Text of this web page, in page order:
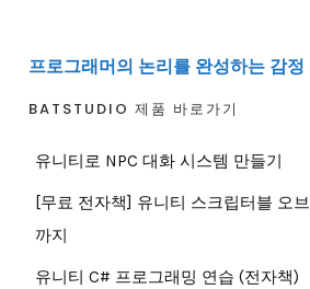
프로그래머의 논리를 완성하는 감정
BATSTUDIO 제품 바로가기
유니티로 NPC 대화 시스템 만들기
[무료 전자책] 유니티 스크립터블 오
까지
유니티 C# 프로그래밍 연습 (전자책)